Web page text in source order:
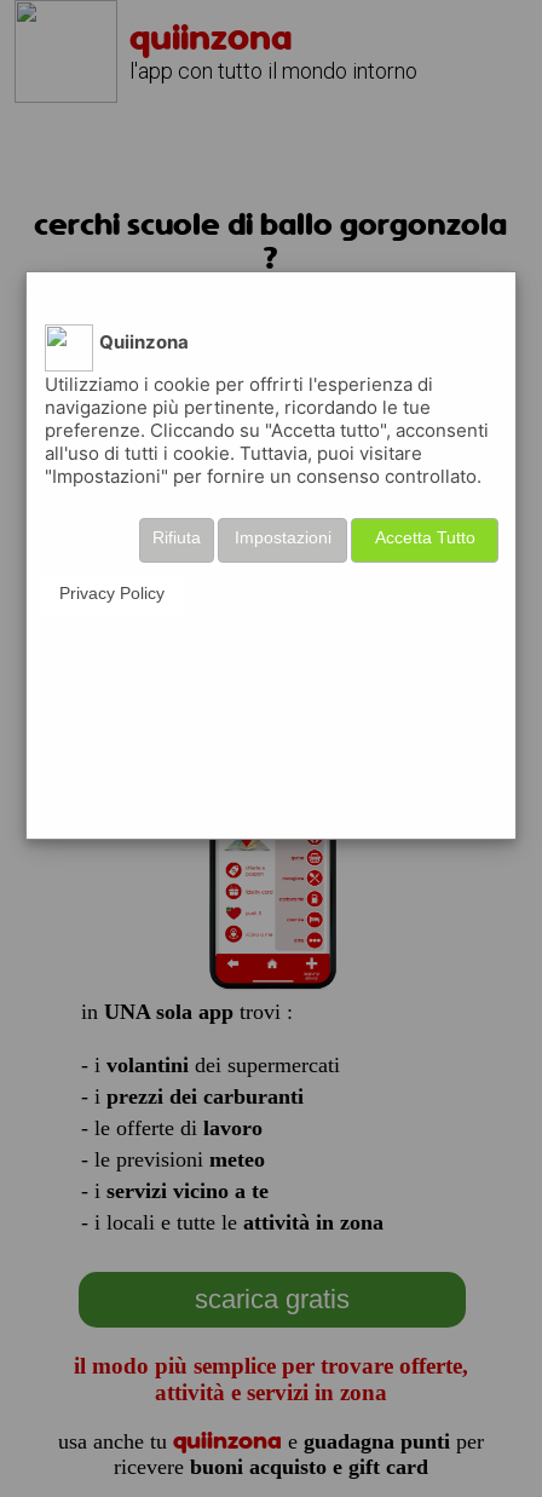
quiinzona
l'app con tutto il mondo intorno
cerchi scuole di ballo gorgonzola
?
in UNA sola apptrovi :
- i volantinidei supermercati
- i prezzi dei carburanti
- le offerte di lavoro
- le previsioni meteo
- i servizi vicino a te
- i locali e tutte le attività in zona
scarica gratis
il modo più semplice per trovare offerte,
attività e servizi in zona
usa anche tu quiinzona e guadagna puntiper
ricevere buoni acquisto e gift card
Quiinzona
Utilizziamo i cookie per offrirti l'esperienza di
navigazione più pertinente, ricordando le tue
preferenze. Cliccando su "Accetta tutto", acconsenti
all'uso di tutti i cookie. Tuttavia, puoi visitare
"Impostazioni" per fornire un consenso controllato.
Accetta Tutto
Impostazioni
Rifiuta
Privacy Policy